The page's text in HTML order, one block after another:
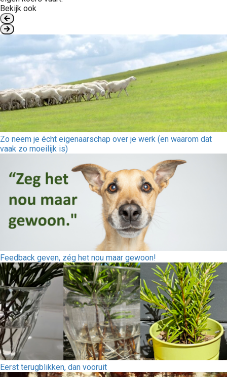
Bekijk ook
Zo neem je écht eigenaarschap over je werk (en waarom dat
vaak zo moeilijk is)
Feedback geven, zég het nou maar gewoon!
Eerst terugblikken, dan vooruit